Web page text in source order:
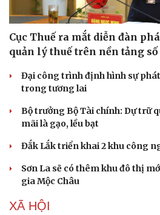
Sức khỏe
Cây thuốc
Sản phụ khoa
Nam khoa
Làm đẹp - giảm cân
Phòng mạch online
Đời
Cục Thuế ra mắt diễn đàn
quản lý thuế trên nền tảng số
Đại công trình định hình sự
trong tương lai
Bộ trưởng Bộ Tài chính: Dự trữ
mãi là gạo, lều bạt
Đắk Lắk triển khai 2 khu công
Sơn La sẽ có thêm khu đô thị
gia Mộc Châu
XÃ HỘI